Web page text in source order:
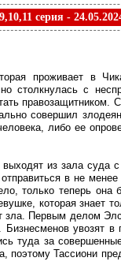
серия -
проживает в
столкнулась с
правозащитником.
совершил
либо ее
из зала суда
в не
только теперь она
которая знает
зла. Первым делом
увозят в
туда за
поэтому Тассиони